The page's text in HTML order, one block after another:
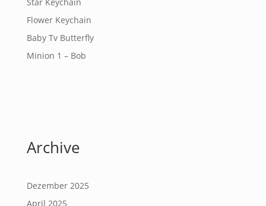
Flower Keychain
Baby Tv Butterfly
Minion 1 – Bob
Archive
Dezember 2025
April 2025